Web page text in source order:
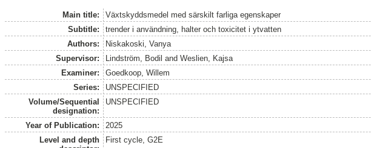
Main title:
Växtskyddsmedel med särskilt farliga egenskaper
Subtitle:
trender i användning, halter och toxicitet i ytvatten
Authors:
Niskakoski, Vanya
Supervisor:
Lindström, Bodil and Weslien, Kajsa
Examiner:
Goedkoop, Willem
Series:
UNSPECIFIED
Volume/Sequential
designation:
UNSPECIFIED
Year of Publication:
2025
Level and depth
First cycle, G2E